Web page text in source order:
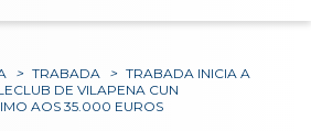
> TRABADA > TRABADA INICIA A
DE VILAPENA CUN
AOS 35.000 EUROS